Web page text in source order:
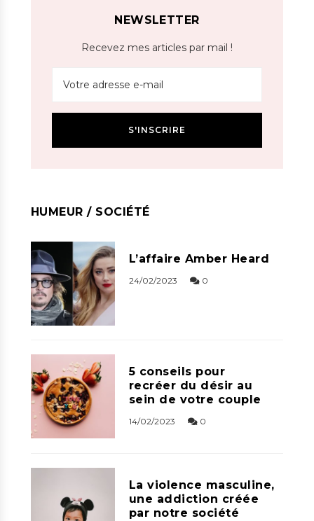
NEWSLETTER
Recevez mes articles par mail !
HUMEUR / SOCIÉTÉ
L’affaire Amber Heard
24/02/2023 0
5 conseils pour
recréer du désir au
sein de votre couple
14/02/2023 0
La violence masculine,
une addiction créée
par notre société